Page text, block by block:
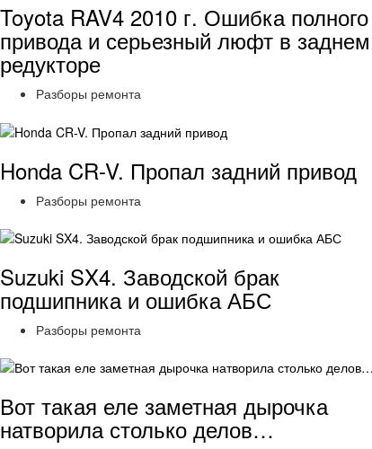
Toyota RAV4 2010 г. Ошибка полного
привода и серьезный люфт в заднем
редукторе
Разборы ремонта
Honda CR-V. Пропал задний привод
Разборы ремонта
Suzuki SX4. Заводской брак
подшипника и ошибка АБС
Разборы ремонта
Вот такая еле заметная дырочка
натворила столько делов…